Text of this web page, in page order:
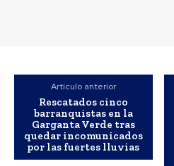
Artículo anterior
Rescatados cinco
barranquistas en la
Garganta Verde tras
quedar incomunicados
por las fuertes lluvias